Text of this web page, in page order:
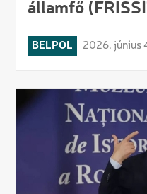
államfő
BELPOL 2026. június